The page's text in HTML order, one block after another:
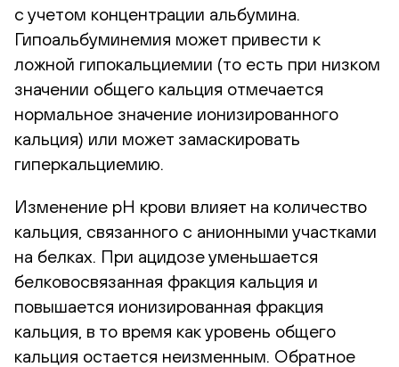
с учетом концентрации альбумина.
Гипоальбуминемия может привести к
ложной гипокальциемии (то есть при низком
значении общего кальция отмечается
нормальное значение ионизированного
кальция) или может замаскировать
гиперкальциемию.
Изменение pH крови влияет на количество
кальция, связанного с анионными участками
на белках. При ацидозе уменьшается
белковосвязанная фракция кальция и
повышается ионизированная фракция
кальция, в то время как уровень общего
кальция остается неизменным. Обратное